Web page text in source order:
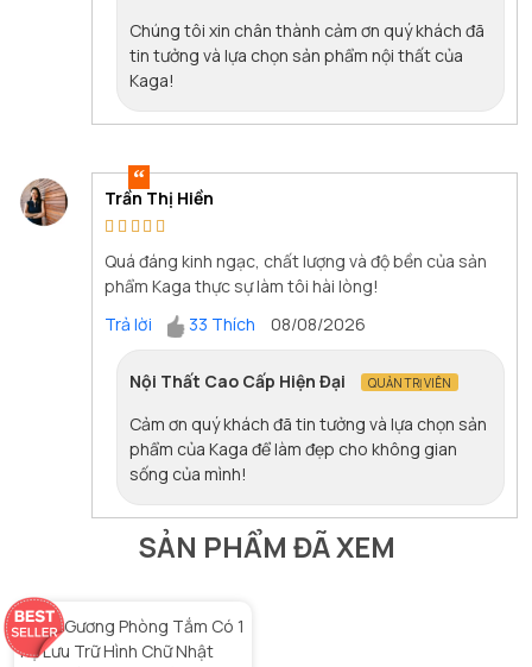
Chúng tôi xin chân thành cảm ơn quý khách đã
tin tưởng và lựa chọn sản phẩm nội thất của
Kaga!
Trần Thị Hiền
Quá đáng kinh ngạc, chất lượng và độ bền của sản
phẩm Kaga thực sự làm tôi hài lòng!
Trả lời
33 Thích 08/08/2026
Nội Thất Cao Cấp Hiện Đại QUẢN TRỊ VIÊN
Cảm ơn quý khách đã tin tưởng và lựa chọn sản
phẩm của Kaga để làm đẹp cho không gian
sống của mình!
SẢN PHẨM ĐÃ XEM